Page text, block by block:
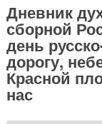
Дневник
сборной
день
дорогу,
Красной
нас